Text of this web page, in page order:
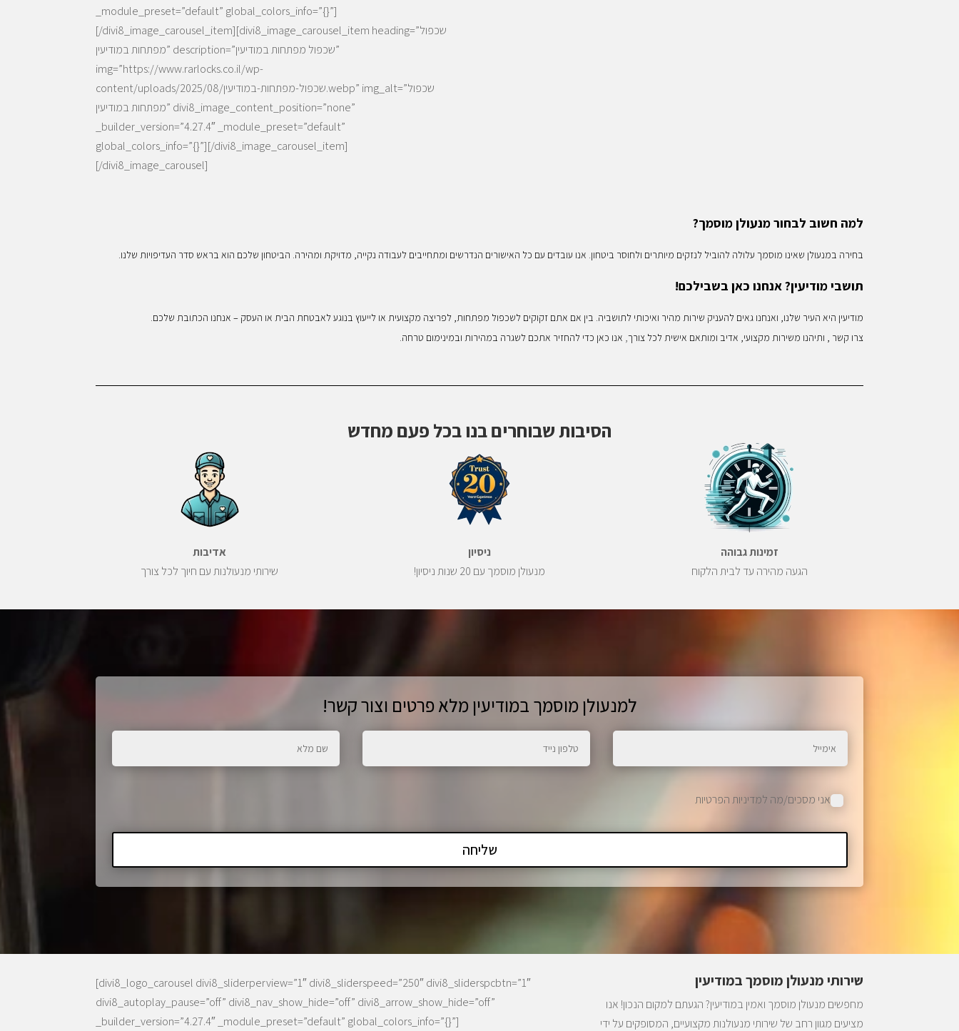
_module_preset=”default” global_colors_info=”{}”]
[/divi8_image_carousel_item][divi8_image_carousel_item heading=”שכפול
מפתחות במודיעין” description=”שכפול מפתחות במודיעין”
img=”https://www.rarlocks.co.il/wp-
content/uploads/2025/08/שכפול-מפתחות-במודיעין.webp” img_alt=”שכפול
מפתחות במודיעין” divi8_image_content_position=”none”
_builder_version=”4.27.4″ _module_preset=”default”
global_colors_info=”{}”][/divi8_image_carousel_item]
[/divi8_image_carousel]
למה חשוב לבחור מנעולן מוסמך?
בחירה במנעולן שאינו מוסמך עלולה להוביל לנזקים מיותרים ולחוסר ביטחון. אנו עובדים עם כל האישורים הנדרשים ומתחייבים לעבודה נקייה, מדויקת ומהירה. הביטחון שלכם הוא בראש סדר העדיפויות שלנו.
תושבי מודיעין? אנחנו כאן בשבילכם!
מודיעין היא העיר שלנו, ואנחנו גאים להעניק שירות מהיר ואיכותי לתושביה. בין אם אתם זקוקים לשכפול מפתחות, לפריצה מקצועית או לייעוץ בנוגע לאבטחת הבית או העסק – אנחנו הכתובת שלכם.
צרו קשר , ותיהנו משירות מקצועי, אדיב ומותאם אישית לכל צורך, אנו כאן כדי להחזיר אתכם לשגרה במהירות ובמינימום טרחה.
הסיבות שבוחרים בנו בכל פעם מחדש
אדיבות
שירותי מנעולנות עם חיוך לכל צורך
ניסיון
מנעולן מוסמך עם 20 שנות ניסיון!
זמינות גבוהה
הגעה מהירה עד לבית הלקוח
למנעולן מוסמך במודיעין מלא פרטים וצור קשר!
אני מסכים/מה למדיניות הפרטיות
שליחה
[divi8_logo_carousel divi8_sliderperview=”1″ divi8_sliderspeed=”250″ divi8_sliderspcbtn=”1″
divi8_autoplay_pause=”off” divi8_nav_show_hide=”off” divi8_arrow_show_hide=”off”
_builder_version=”4.27.4″ _module_preset=”default” global_colors_info=”{}”]
שירותי מנעולן מוסמך במודיעין
מחפשים מנעולן מוסמך ואמין במודיעין? הגעתם למקום הנכון! אנו
מציעים מגוון רחב של שירותי מנעולנות מקצועיים, המסופקים על ידי